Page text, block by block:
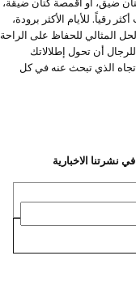
ضيق، أو أقمصة كتان ضيقة،
رقياً. للأيام الأكثر برودة،
المثالي للحفاظ على الراحة
أن تحول إطلالاتك
الذي تبحث عنه في كل